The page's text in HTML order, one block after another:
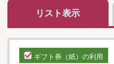
リスト表示
ギフト券（紙）の利用